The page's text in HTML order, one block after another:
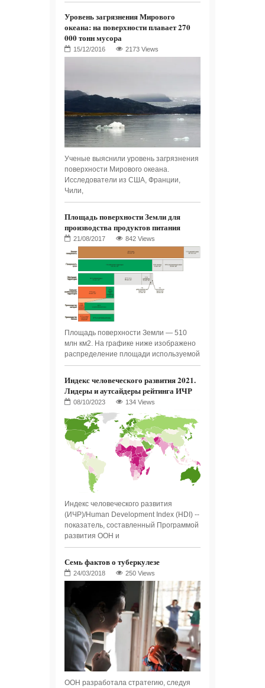
Уровень загрязнения Мирового
океана: на поверхности плавает 270
000 тонн мусора
2173 Views
Ученые выяснили уровень загрязнения
поверхности Мирового океана.
Исследователи из США, Франции,
Чили,
Площадь поверхности Земли для
производства продуктов питания
842 Views
Площадь поверхности Земли — 510
млн км2. На графике ниже изображено
распределение площади используемой
Индекс человеческого развития 2021.
Лидеры и аутсайдеры рейтинга ИЧР
134 Views
Индекс человеческого развития
(ИЧР)/Human Development Index (HDI) --
показатель, составленный Программой
развития ООН и
Семь фактов о туберкулезе
250 Views
ООН разработала стратегию, следуя